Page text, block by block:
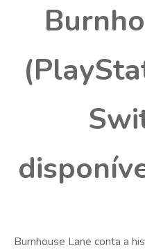
Burnhouse Lane conta a